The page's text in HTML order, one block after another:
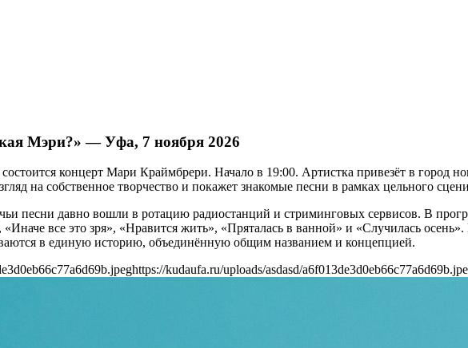
Мэри?» — Уфа, 7 ноября 2026
концерт Мари Краймбрери. Начало в 19:00. Артистка привезёт в город
на собственное творчество и покажет знакомые песни в рамках цельного
песни давно вошли в ротацию радиостанций и стриминговых сервисов. В
все это зря», «Нравится жить», «Пряталась в ванной» и «Случилась
в единую историю, объединённую общим названием и концепцией.
https://kudaufa.ru/uploads/asdasd/